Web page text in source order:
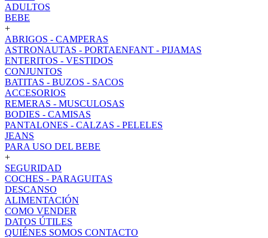
ADULTOS
BEBE
+
ABRIGOS - CAMPERAS
ASTRONAUTAS - PORTAENFANT - PIJAMAS
ENTERITOS - VESTIDOS
CONJUNTOS
BATITAS - BUZOS - SACOS
ACCESORIOS
REMERAS - MUSCULOSAS
BODIES - CAMISAS
PANTALONES - CALZAS - PELELES
JEANS
PARA USO DEL BEBE
+
SEGURIDAD
COCHES - PARAGUITAS
DESCANSO
ALIMENTACIÓN
COMO VENDER
DATOS ÚTILES
QUIÉNES SOMOS CONTACTO